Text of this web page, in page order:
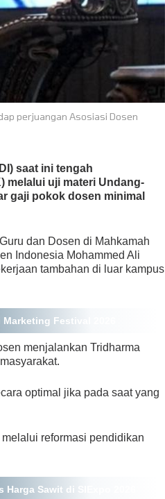
perjuangan Asosiasi Dosen
saat ini tengah
melalui uji materi Undang-
gaji pokok dosen minimal
dan Dosen di Mahkamah
Indonesia Mohammed Ali
tambahan di luar kampus
Festival 2026
menjalankan Tridharma
optimal jika pada saat yang
reformasi pendidikan
Sawit di SIExpo 2026